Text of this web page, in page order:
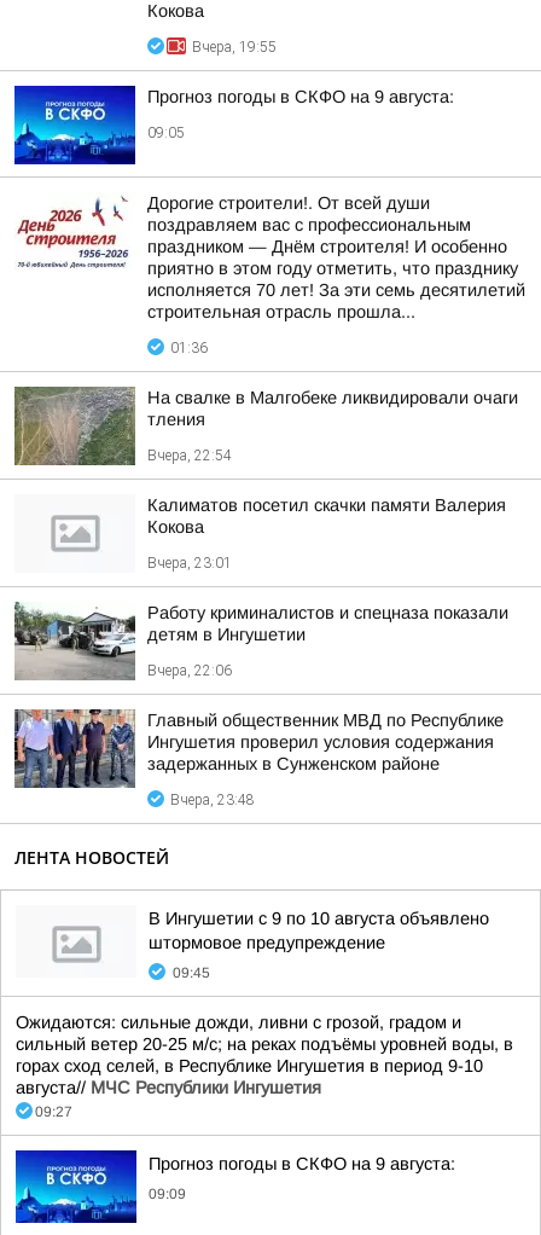
Кокова
Вчера, 19:55
Прогноз погоды в СКФО на 9 августа:
09:05
Дорогие строители!. От всей души
поздравляем вас с профессиональным
праздником — Днём строителя! И особенно
приятно в этом году отметить, что празднику
исполняется 70 лет! За эти семь десятилетий
строительная отрасль прошла...
01:36
На свалке в Малгобеке ликвидировали очаги
тления
Вчера, 22:54
Калиматов посетил скачки памяти Валерия
Кокова
Вчера, 23:01
Работу криминалистов и спецназа показали
детям в Ингушетии
Вчера, 22:06
Главный общественник МВД по Республике
Ингушетия проверил условия содержания
задержанных в Сунженском районе
Вчера, 23:48
ЛЕНТА НОВОСТЕЙ
В Ингушетии с 9 по 10 августа объявлено
штормовое предупреждение
09:45
Ожидаются: сильные дожди, ливни с грозой, градом и
сильный ветер 20-25 м/с; на реках подъёмы уровней воды, в
горах сход селей, в Республике Ингушетия в период 9-10
августа// МЧС Республики Ингушетия
09:27
Прогноз погоды в СКФО на 9 августа:
09:09